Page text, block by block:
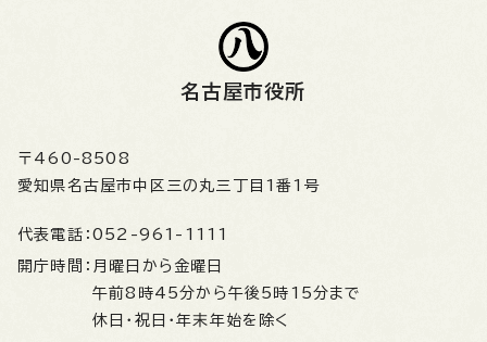
名古屋市役所
〒460-8508
愛知県名古屋市中区三の丸三丁目1番1号
代表電話： 052-961-1111
開庁時間： 月曜日から金曜日
午前8時45分から午後5時15分まで
休日・祝日・年末年始を除く